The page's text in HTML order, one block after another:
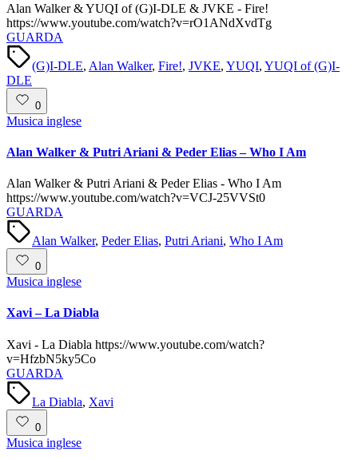
Alan Walker & YUQI of (G)I-DLE & JVKE - Fire!
https://www.youtube.com/watch?v=rO1ANdXvdTg
GUARDA
Tags:
(G)I-DLE, Alan Walker, Fire!, JVKE, YUQI, YUQI of (G)I-
DLE
0
Posted
Musica inglese
Alan Walker & Putri Ariani & Peder Elias – Who I Am
Alan Walker & Putri Ariani & Peder Elias - Who I Am
https://www.youtube.com/watch?v=VCJ-25VVSt0
GUARDA
Tags:
Alan Walker, Peder Elias, Putri Ariani, Who I Am
0
Posted
Musica inglese
Xavi – La Diabla
Xavi - La Diabla https://www.youtube.com/watch?
v=HfzbN5ky5Co
GUARDA
Tags:
La Diabla, Xavi
0
Posted
Musica inglese